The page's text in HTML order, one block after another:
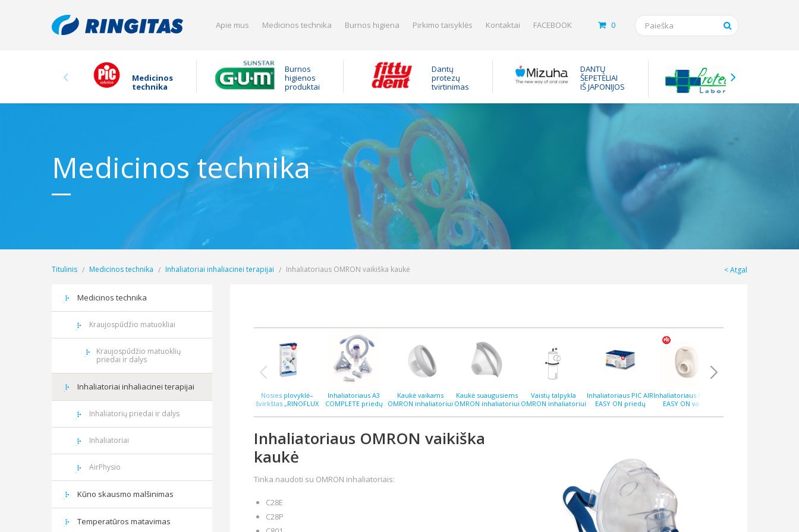
Apie mus Medicinos technika Burnos higiena Pirkimo taisyklės Kontaktai FACEBOOK 0
Medicinos
technika
Burnos
higienos
produktai
Dantų
protezų
tvirtinimas
DANTŲ
ŠEPETĖLIAI
IŠ JAPONIJOS
Medicinos technika
Atgal
Titulinis Medicinos technika Inhaliatoriai inhaliacinei terapijai Inhaliatoriaus OMRON vaikiška kaukė
Medicinos technika
Kraujospūdžio matuokliai
Kraujospūdžio matuoklių
priedai ir dalys
Inhaliatoriai inhaliacinei terapijai
Inhaliatorių priedai ir dalys
Inhaliatoriai
AirPhysio
Kūno skausmo malšinimas
Temperatūros matavimas
Nosies plovyklė–
švirkštas „RINOFLUX
antgalis
Inhaliatoriaus A3
COMPLETE priedų
Kaukė vaikams
OMRON inhaliatoriui
modelis
Kaukė suaugusiems
OMRON inhaliatoriui
modelis
Vaistų talpykla
OMRON inhaliatoriui
modelis
Inhaliatoriaus PIC AIR
EASY ON priedų
Inhaliatoriaus PIC AIR
EASY ON vaistų
Inhaliatoriaus OMRON vaikiška
kaukė
Tinka naudoti su OMRON inhaliatoriais:
C28E
C28P